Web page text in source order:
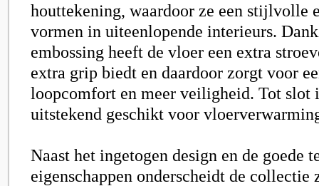
houttekening, waardoor ze een stijlvolle
vormen in uiteenlopende interieurs.
embossing heeft de vloer een extra
extra grip biedt en daardoor zorgt voor
loopcomfort en meer veiligheid. Tot slot
uitstekend geschikt voor
Naast het ingetogen design en de goede
eigenschappen onderscheidt de collectie